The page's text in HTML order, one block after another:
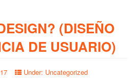
(DISEÑO
DE USUARIO)
Under: Uncategorized